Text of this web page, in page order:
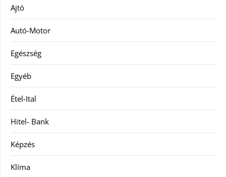
Ajtó
Autó-Motor
Egészség
Egyéb
Étel-Ital
Hitel- Bank
Képzés
Klíma